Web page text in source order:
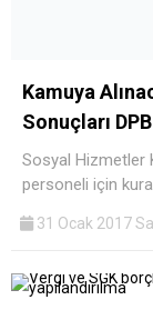
Kamuya
Sonuçları
Sosyal Hizmetler
personeli için
31 Ocak 2017